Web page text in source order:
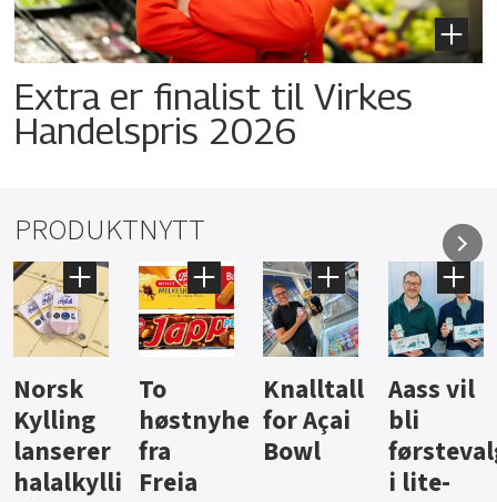
Extra er finalist til Virkes
Handelspris 2026
PRODUKTNYTT
Knalltall
for Açai
Bowl
Aass vil
bli
førstevalg
i lite-
Brus og
jus fra
Berentsen
Hard
iste fra
Hansa